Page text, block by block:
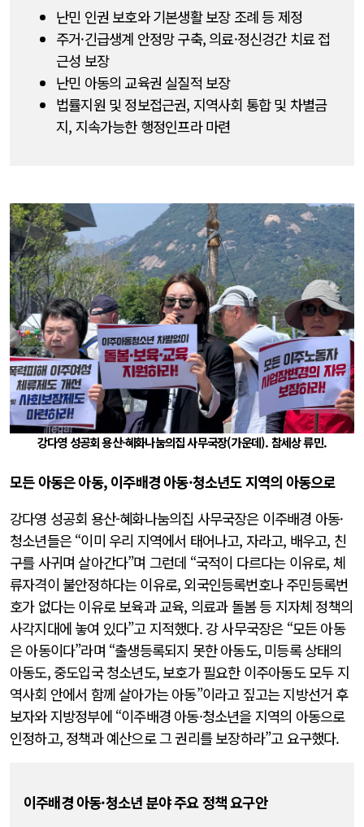
난민 인권 보호와 기본생활 보장 조례 등 제정
주거·긴급생계 안정망 구축, 의료·정신겅간 치료 접
근성 보장
난민 아동의 교육권 실질적 보장
법률지원 및 정보접근권, 지역사회 통합 및 차별금
지, 지속가능한 행정인프라 마련
강다영 성공회 용산-혜화나눔의집 사무국장(가운데). 참세상 류민.
모든 아동은 아동, 이주배경 아동·청소년도 지역의 아동으로
강다영 성공회 용산-혜화나눔의집 사무국장은 이주배경 아동·
청소년들은 “이미 우리 지역에서 태어나고, 자라고, 배우고, 친
구를 사귀며 살아간다”며 그런데 “국적이 다르다는 이유로, 체
류자격이 불안정하다는 이유로, 외국인등록번호나 주민등록번
호가 없다는 이유로 보육과 교육, 의료과 돌봄 등 지자체 정책의
사각지대에 놓여 있다”고 지적했다. 강 사무국장은 “모든 아동
은 아동이다”라며 “출생등록되지 못한 아동도, 미등록 상태의
아동도, 중도입국 청소년도, 보호가 필요한 이주아동도 모두 지
역사회 안에서 함께 살아가는 아동”이라고 짚고는 지방선거 후
보자와 지방정부에 “이주배경 아동·청소년을 지역의 아동으로
인정하고, 정책과 예산으로 그 권리를 보장하라”고 요구했다.
이주배경 아동·청소년 분야 주요 정책 요구안